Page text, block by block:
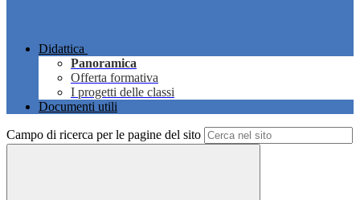
Didattica
Panoramica
Offerta formativa
I progetti delle classi
Documenti utili
Campo di ricerca per le pagine del sito